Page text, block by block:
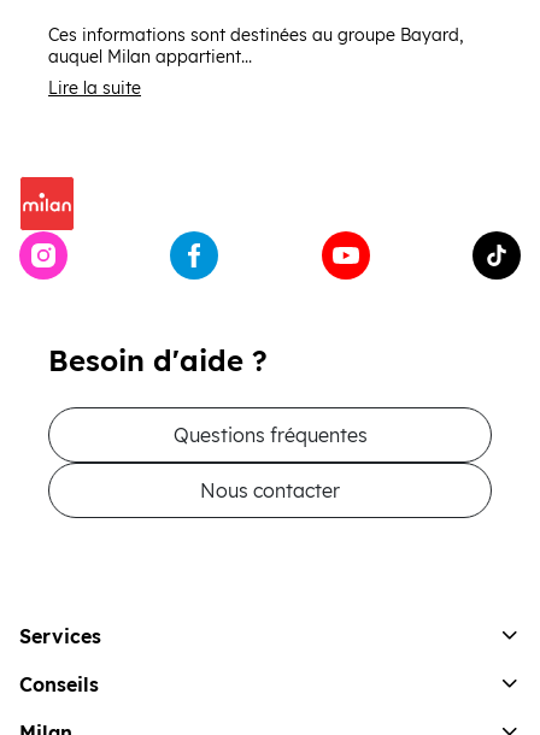
Besoin d'aide ?
Questions fréquentes
Nous contacter
Ces informations sont destinées au groupe Bayard,
auquel Milan appartient...
Lire la suite
Services
Conseils